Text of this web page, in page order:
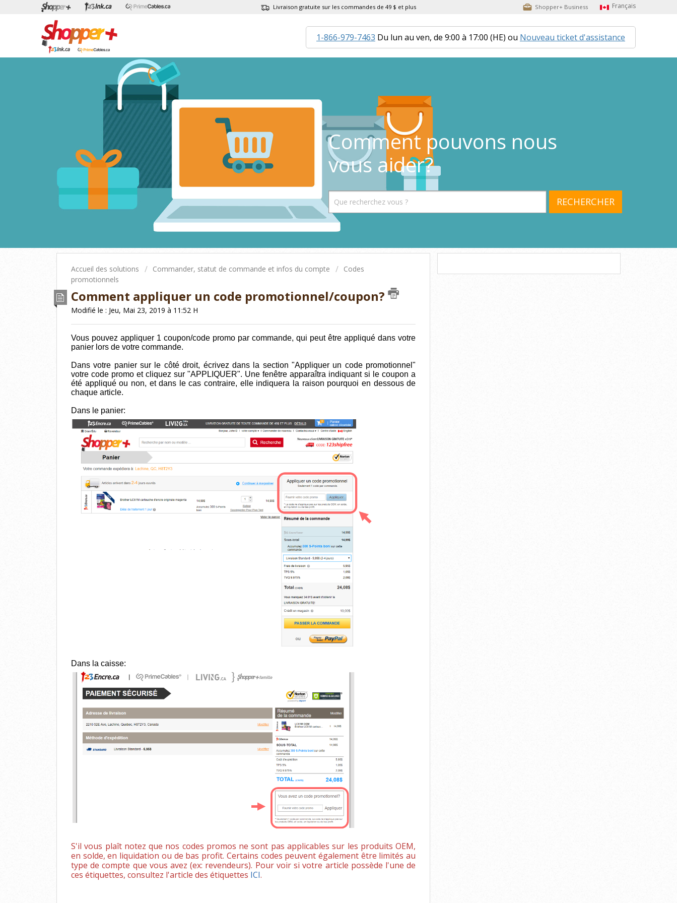
Livraison gratuite sur les commandes de 49 $ et plus Shopper+ Business
1-866-979-7463 Du lun au ven, de 9:00 à 17:00 (HE) ou Nouveau ticket d'assistance
Comment pouvons nous
vous aider?
RECHERCHER
Accueil des solutions Commander, statut de commande et infos du compte
Codes
promotionnels
Comment appliquer un code promotionnel/coupon?
Modifié le : Jeu, Mai 23, 2019 à 11:52 H
Vous pouvez appliquer 1 coupon/code promo par commande, qui peut être appliqué dans votre
panier lors de votre commande.
Dans votre panier sur le côté droit, écrivez dans la section "Appliquer un code promotionnel"
votre code promo et cliquez sur "APPLIQUER". Une fenêtre apparaîtra indiquant si le coupon a
été appliqué ou non, et dans le cas contraire, elle indiquera la raison pourquoi en dessous de
chaque article.
Dans le panier:
Dans la caisse:
S'il vous plaît notez que nos codes promos ne sont pas applicables sur les produits OEM,
en solde, en liquidation ou de bas profit. Certains codes peuvent également être limités au
type de compte que vous avez (ex: revendeurs). Pour voir si votre article possède l'une de
ces étiquettes, consultez l'article des étiquettes ICI.